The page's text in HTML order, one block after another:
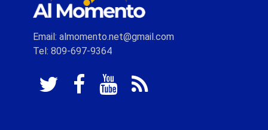
Email: almomento.net@gmail.com
Tel: 809-697-9364